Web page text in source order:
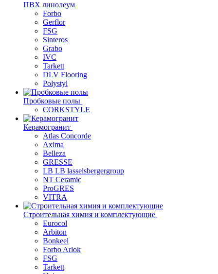
ПВХ линолеум
Forbo
Gerflor
FSG
Sinteros
Grabo
IVC
Tarkett
DLV Flooring
Polystyl
Пробковые полы
CORKSTYLE
Керамогранит
Atlas Concorde
Axima
Belleza
GRESSE
LB LB lasselsbergergroup
NT Ceramic
ProGRES
VITRA
Строительная химия и комплектующие
Eurocol
Arbiton
Bonkeel
Forbo Arlok
FSG
Tarkett